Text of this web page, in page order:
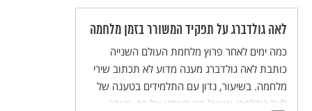
לאה גולדברג על תפקיד המשורר בזמן מלחמה
כמה ימים לאחר פרוץ מלחמת העולם השנייה
כותבת לאה גולדברג מענה מדוע לא תכתוב שירי
מלחמה. בשיעור, נדון עם התלמידים בטענה של
לאה גודלברג ונשאל מה דעתנו על כך. מערך